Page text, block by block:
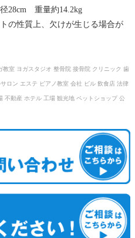
28cm 重量約14.2kg
の性質上、欠けが生じる場合が
室 ヨガスタジオ 整骨院 接骨院 クリニック 歯
ロン エステ ピアノ教室 会社 ビル 飲食店 法律
不動産 ホテル 工場 観光地 ペットショップ 公